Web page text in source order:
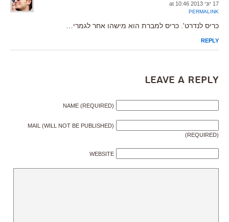
17 יוני 2013 at 10:46
PERMALINK
כריס לנדרט'. כריס למברת הוא מישהו אחר לגמרי…
REPLY
Leave a Reply
NAME (REQUIRED)
MAIL (WILL NOT BE PUBLISHED)
(REQUIRED)
WEBSITE